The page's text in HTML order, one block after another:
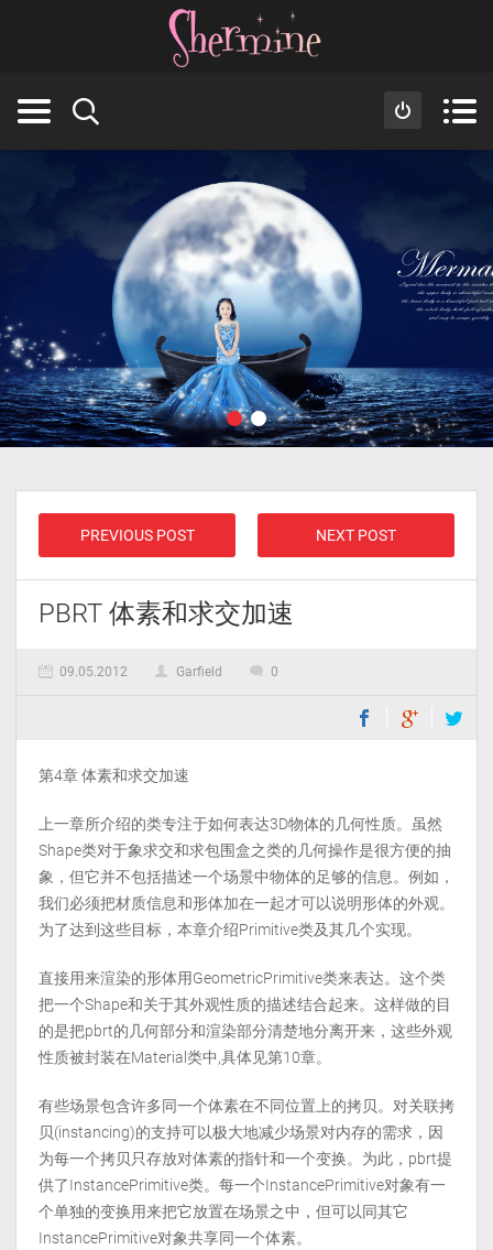
PREVIOUS POST NEXT POST
PBRT 体素和求交加速
09.05.2012 Garfield 0
第4章 体素和求交加速
上一章所介绍的类专注于如何表达3D物体的几何性质。虽然
Shape类对于象求交和求包围盒之类的几何操作是很方便的抽
象，但它并不包括描述一个场景中物体的足够的信息。例如，
我们必须把材质信息和形体加在一起才可以说明形体的外观。
为了达到这些目标，本章介绍Primitive类及其几个实现。
直接用来渲染的形体用GeometricPrimitive类来表达。这个类
把一个Shape和关于其外观性质的描述结合起来。这样做的目
的是把pbrt的几何部分和渲染部分清楚地分离开来，这些外观
性质被封装在Material类中,具体见第10章。
有些场景包含许多同一个体素在不同位置上的拷贝。对关联拷
贝(instancing)的支持可以极大地减少场景对内存的需求，因
为每一个拷贝只存放对体素的指针和一个变换。为此，pbrt提
供了InstancePrimitive类。每一个InstancePrimitive对象有一
个单独的变换用来把它放置在场景之中，但可以同其它
InstancePrimitive对象共享同一个体素。